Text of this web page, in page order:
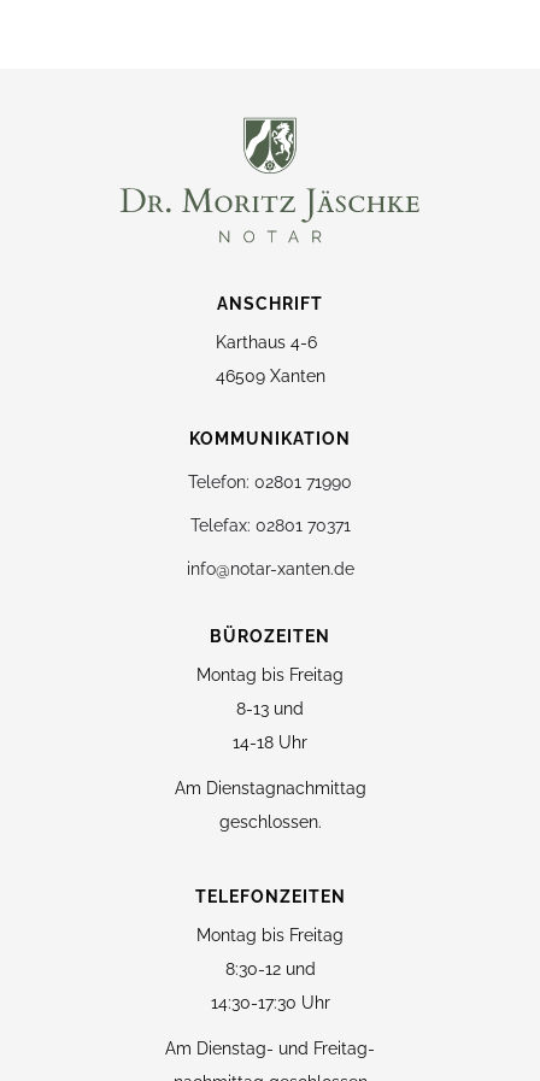
ANSCHRIFT
Karthaus 4-6
46509 Xanten
KOMMUNIKATION
Telefon: 02801 71990
Telefax: 02801 70371
info@notar-xanten.de
BÜROZEITEN
Montag bis Freitag
8-13 und
14-18 Uhr
Am Dienstagnachmittag
geschlossen.
TELEFONZEITEN
Montag bis Freitag
8:30-12 und
14:30-17:30 Uhr
Am Dienstag- und Freitag-